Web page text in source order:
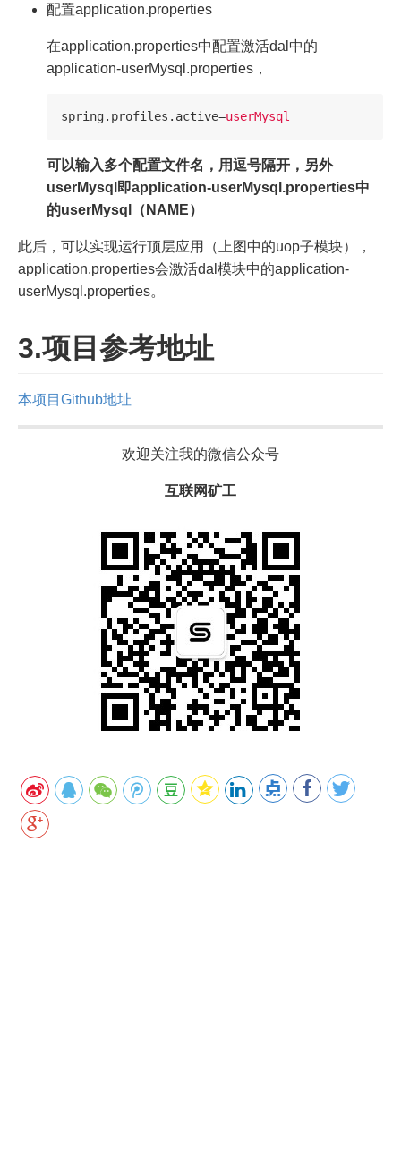
配置application.properties
在application.properties中配置激活dal中的
application-userMysql.properties，
spring.profiles.active=userMysql
可以输入多个配置文件名，用逗号隔开，另外
userMysql即application-userMysql.properties中
的userMysql（NAME）
此后，可以实现运行顶层应用（上图中的uop子模块），
application.properties会激活dal模块中的application-
userMysql.properties。
3.项目参考地址
本项目Github地址
欢迎关注我的微信公众号
互联网矿工